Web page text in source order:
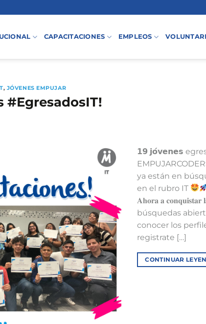
CAPACITACIONES EMPLEOS
, JÓVENES EMPUJAR
#EgresadosIT!
𝟭𝟵 𝗷𝗼́𝘃𝗲𝗻𝗲𝘀
ya están en
en el rubro IT
𝐀𝐡𝐨𝐫𝐚 𝐚 𝐜𝐨𝐧𝐪𝐮𝐢𝐬𝐭𝐚𝐫
búsquedas
conocer los
registrate […]
CONTINUAR